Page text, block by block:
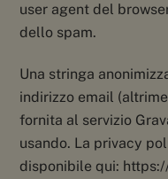
user agent del
dello spam.
Una stringa
indirizzo email
fornita al servizio
usando. La privacy
disponibile qui: